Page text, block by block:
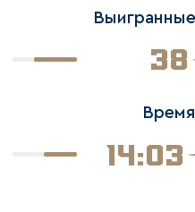
38
14:03